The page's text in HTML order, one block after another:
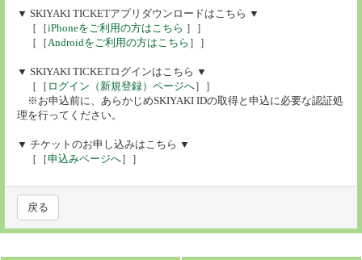
▼ SKIYAKI TICKETアプリダウンロードはこちら ▼
［［iPhoneをご利用の方はこちら ］］
［［Androidをご利用の方はこちら ］］
▼ SKIYAKI TICKETログインはこちら ▼
［［ ログイン（新規登録）ページへ］］
※お申込前に、あらかじめSKIYAKI IDの取得と申込に必要な認証処
理を行ってください。
▼ チケットのお申し込みはこちら ▼
［［申込みページへ］］
戻る